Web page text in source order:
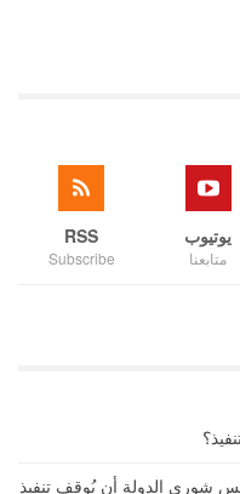
يوتيوب
متابعنا
RSS
Subscribe
شورى الدولة أن يُوقف تنفيذ